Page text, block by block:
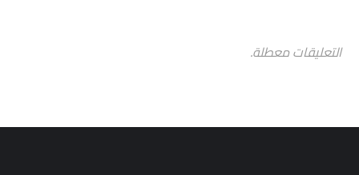
التعليقات معطلة.